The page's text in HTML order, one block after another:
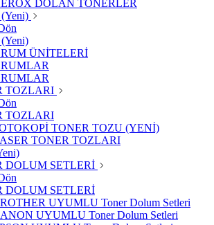
DOLAN TONERLER
ÜNİTELERİ
TOZLARI
TOZLARI
TONER TOZU (YENİ)
TONER TOZLARI
DOLUM SETLERİ
DOLUM SETLERİ
UYUMLU Toner Dolum Setleri
UYUMLU Toner Dolum Setleri